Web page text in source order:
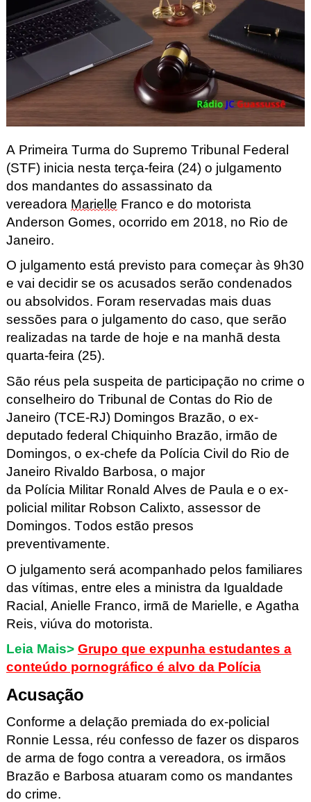
A Primeira Turma do Supremo Tribunal Federal
(STF) inicia nesta terça-feira (24) o julgamento
dos mandantes do assassinato da
vereadora Marielle Franco e do motorista
Anderson Gomes, ocorrido em 2018, no Rio de
Janeiro.
O julgamento está previsto para começar às 9h30
e vai decidir se os acusados serão condenados
ou absolvidos. Foram reservadas mais duas
sessões para o julgamento do caso, que serão
realizadas na tarde de hoje e na manhã desta
quarta-feira (25).
São réus pela suspeita de participação no crime o
conselheiro do Tribunal de Contas do Rio de
Janeiro (TCE-RJ) Domingos Brazão, o ex-
deputado federal Chiquinho Brazão, irmão de
Domingos, o ex-chefe da Polícia Civil do Rio de
Janeiro Rivaldo Barbosa, o major
da Polícia Militar Ronald Alves de Paula e o ex-
policial militar Robson Calixto, assessor de
Domingos. Todos estão presos
preventivamente.
O julgamento será acompanhado pelos familiares
das vítimas, entre eles a ministra da Igualdade
Racial, Anielle Franco, irmã de Marielle, e Agatha
Reis, viúva do motorista.
Leia Mais> Grupo que expunha estudantes a
conteúdo pornográfico é alvo da Polícia
Acusação
Conforme a delação premiada do ex-policial
Ronnie Lessa, réu confesso de fazer os disparos
de arma de fogo contra a vereadora, os irmãos
Brazão e Barbosa atuaram como os mandantes
do crime.